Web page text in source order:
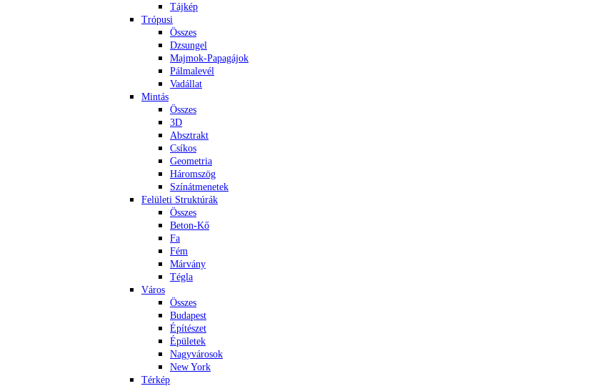
Tájkép
Trópusi
Összes
Dzsungel
Majmok-Papagájok
Pálmalevél
Vadállat
Mintás
Összes
3D
Absztrakt
Csíkos
Geometria
Háromszög
Színátmenetek
Felületi Struktúrák
Összes
Beton-Kő
Fa
Fém
Márvány
Tégla
Város
Összes
Budapest
Építészet
Épületek
Nagyvárosok
New York
Térkép